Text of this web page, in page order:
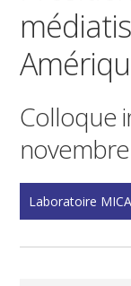
Colloque
Laboratoire